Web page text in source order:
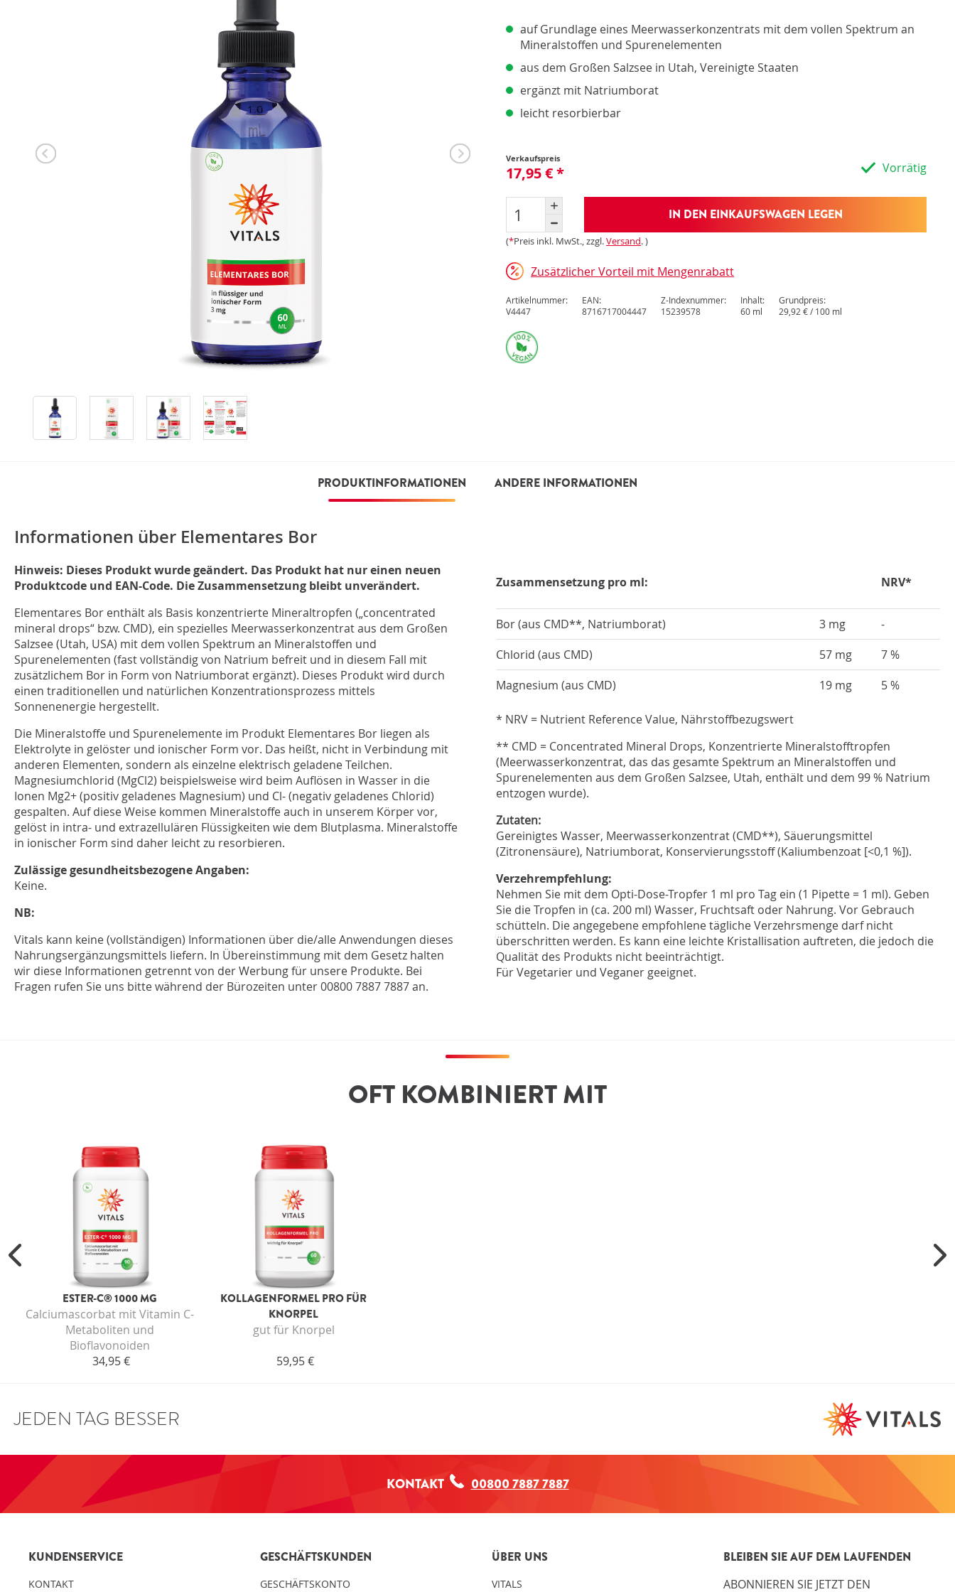
ANMELDEN
Updates und Publikationen der Stiftung OrthoKnowledge
Optional: Lieferung an den Kunden oder Patienten
Optional: Kommissionssystem
auf Grundlage eines Meerwasserkonzentrats mit dem vollen Spektrum an
Mineralstoffen und Spurenelementen
aus dem Großen Salzsee in Utah, Vereinigte Staaten
ergänzt mit Natriumborat
leicht resorbierbar
Verkaufspreis
17,95 € * Vorrätig
IN DEN EINKAUFSWAGEN LEGEN
(*Preis inkl. MwSt., zzgl.Versand. )
Zusätzlicher Vorteil mit Mengenrabatt
Artikelnummer:
V4447
EAN:
8716717004447
Z-Indexnummer:
15239578
Inhalt:
60 ml
Grundpreis:
29,92 € / 100 ml
PRODUKTINFORMATIONEN ANDERE INFORMATIONEN
Informationen über Elementares Bor
Hinweis: Dieses Produkt wurde geändert. Das Produkt hat nur einen neuen
Produktcode und EAN-Code. Die Zusammensetzung bleibt unverändert.
Elementares Bor enthält als Basis konzentrierte Mineraltropfen („concentrated
mineral drops“ bzw. CMD), ein spezielles Meerwasserkonzentrat aus dem Großen
Salzsee (Utah, USA) mit dem vollen Spektrum an Mineralstoffen und
Spurenelementen (fast vollständig von Natrium befreit und in diesem Fall mit
zusätzlichem Bor in Form von Natriumborat ergänzt). Dieses Produkt wird durch
einen traditionellen und natürlichen Konzentrationsprozess mittels
Sonnenenergie hergestellt.
Die Mineralstoffe und Spurenelemente im Produkt Elementares Bor liegen als
Elektrolyte in gelöster und ionischer Form vor. Das heißt, nicht in Verbindung mit
anderen Elementen, sondern als einzelne elektrisch geladene Teilchen.
Magnesiumchlorid (MgCl2) beispielsweise wird beim Auflösen in Wasser in die
Ionen Mg2+ (positiv geladenes Magnesium) und Cl- (negativ geladenes Chlorid)
gespalten. Auf diese Weise kommen Mineralstoffe auch in unserem Körper vor,
gelöst in intra- und extrazellulären Flüssigkeiten wie dem Blutplasma. Mineralstoffe
in ionischer Form sind daher leicht zu resorbieren.
Zulässige gesundheitsbezogene Angaben:
Keine.
NB:
Vitals kann keine (vollständigen) Informationen über die/alle Anwendungen dieses
Nahrungsergänzungsmittels liefern. In Übereinstimmung mit dem Gesetz halten
wir diese Informationen getrennt von der Werbung für unsere Produkte. Bei
Fragen rufen Sie uns bitte während der Bürozeiten unter 00800 7887 7887 an.
Zusammensetzung pro ml: NRV*
Bor (aus CMD**, Natriumborat) 3 mg
-
Chlorid (aus CMD)
57 mg
7 %
Magnesium (aus CMD)
19 mg 5 %
* NRV = Nutrient Reference Value, Nährstoffbezugswert
** CMD = Concentrated Mineral Drops, Konzentrierte Mineralstofftropfen
(Meerwasserkonzentrat, das das gesamte Spektrum an Mineralstoffen und
Spurenelementen aus dem Großen Salzsee, Utah, enthält und dem 99 % Natrium
entzogen wurde).
Zutaten:
Gereinigtes Wasser, Meerwasserkonzentrat (CMD**), Säuerungsmittel
(Zitronensäure), Natriumborat, Konservierungsstoff (Kaliumbenzoat [<0,1 %]).
Verzehrempfehlung:
Nehmen Sie mit dem Opti-Dose-Tropfer 1 ml pro Tag ein (1 Pipette = 1 ml). Geben
Sie die Tropfen in (ca. 200 ml) Wasser, Fruchtsaft oder Nahrung. Vor Gebrauch
schütteln. Die angegebene empfohlene tägliche Verzehrsmenge darf nicht
überschritten werden. Es kann eine leichte Kristallisation auftreten, die jedoch die
Qualität des Produkts nicht beeinträchtigt.
Für Vegetarier und Veganer geeignet.
OFT KOMBINIERT MIT
ESTER-C® 1000 MG
Calciumascorbat mit Vitamin C-
Metaboliten und
Bioflavonoiden
34,95 €
KOLLAGENFORMEL PRO FÜR
KNORPEL
gut für Knorpel
59,95 €
JEDEN TAG BESSER
KONTAKT 00800 7887 7887
KUNDENSERVICE
KONTAKT
GESCHÄFTSKUNDEN
GESCHÄFTSKONTO
ÜBER UNS
VITALS
BLEIBEN SIE AUF DEM LAUFENDEN
ABONNIEREN SIE JETZT DEN